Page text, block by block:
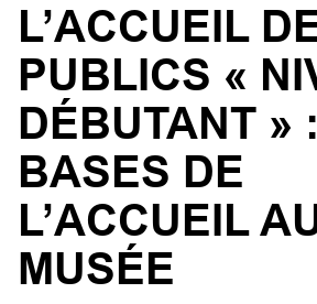
L’ACCUEIL
PUBLICS «
DÉBUTANT »
BASES DE
L’ACCUEIL
MUSÉE